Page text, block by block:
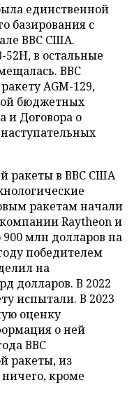
единственной
базирования с
ВВС США.
в остальные
ВВС
AGM-129,
бюджетных
и Договора о
ракеты в ВВС США
ракетам начали
Raytheon и
млн долларов на
победителем
на
долларов. В 2022
испытали. В 2023
оценку
о ней
ВВС
ракеты, из
кроме